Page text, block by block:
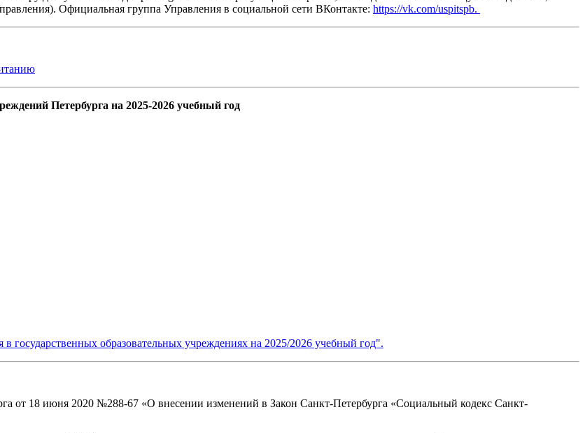
Официальная группа Управления в социальной сети ВКонтакте: https://vk.com/uspitspb.
Петербурга на 2025-2026 учебный год
государственных образовательных учреждениях на 2025/2026 учебный год".
от 18 июня 2020 №288-67 «О внесении изменений в Закон Санкт-Петербурга «Социальный кодекс Санкт-